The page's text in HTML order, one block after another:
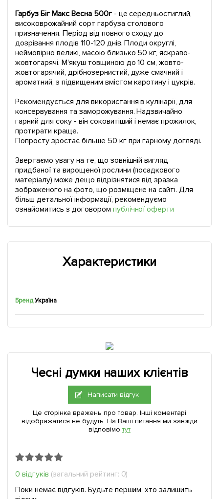
Гарбуз Біг Макс Весна 500г - це середньостиглий,
високоврожайний сорт гарбуза столового
призначення. Період від повного сходу до
дозрівання плодів 110-120 днів. Плоди округлі,
неймовірно великі, масою близько 50 кг, яскраво-
жовтогарячі. М'якуш товщиною до 10 см, жовто-
жовтогарячий, дрібнозернистий, дуже смачний і
ароматний, з підвищеним вмістом каротину і цукрів.
Рекомендується для використання в кулінарії, для
консервування та заморожування. Надзвичайно
гарний для соку - він соковитіший і немає прожилок,
протирати краще.
Попросту зростає більше 50 кг при гарному догляді.
Звертаємо увагу на те, що зовнішній вигляд
придбаної та вирощеної рослини (посадкового
матеріалу) може дещо відрізнятися від зразка
зображеного на фото, що розміщене на сайті. Для
більш детальної інформації, рекомендуємо
ознайомитись з договором публічної оферти
Характеристики
БрендУкраїна
Чесні думки наших клієнтів
Написати відгук
Це сторінка вражень про товар. Інші коментарі
відображатися не будуть. На Ваші питання ми завжди
відповімо тут
0 відгуків (загальний рейтинг: 0)
Поки немає відгуків. Будьте першим, хто залишить